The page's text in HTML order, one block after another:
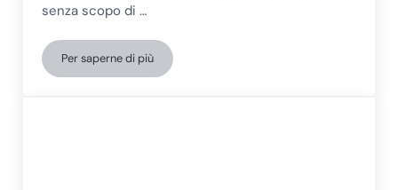
senza scopo di …
Per saperne di piùNuove tecnologie per persone con disabilità intellettiva